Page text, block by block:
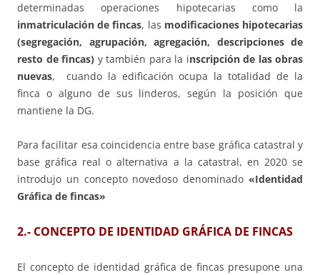
determinadas operaciones hipotecarias como la
inmatriculación de fincas, las modificaciones hipotecarias
(segregación, agrupación, agregación, descripciones de
resto de fincas) y también para la inscripción de las obras
nuevas, cuando la edificación ocupa la totalidad de la
finca o alguno de sus linderos, según la posición que
mantiene la DG.
Para facilitar esa coincidencia entre base gráfica catastral y
base gráfica real o alternativa a la catastral, en 2020 se
introdujo un concepto novedoso denominado «Identidad
Gráfica de fincas»
2.- CONCEPTO DE IDENTIDAD GRÁFICA DE FINCAS
El concepto de identidad gráfica de fincas presupone una